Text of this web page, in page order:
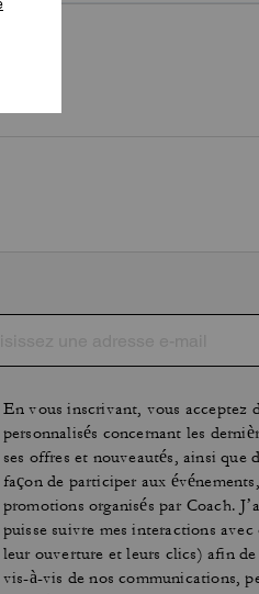
En vous inscrivant, vous acceptez
personnalisés concernant les
ses offres et nouveautés, ainsi que
façon de participer aux
promotions organisés par Coach.
puisse suivre mes interactions
leur ouverture et leurs clics) afin de
vis-à-vis de nos communications,